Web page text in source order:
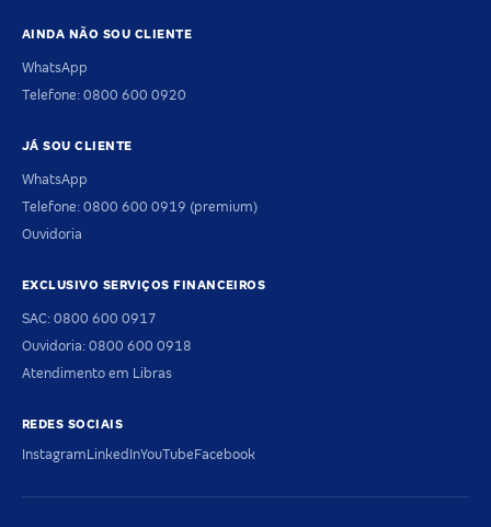
AINDA NÃO SOU CLIENTE
WhatsApp
Telefone: 0800 600 0920
JÁ SOU CLIENTE
WhatsApp
Telefone: 0800 600 0919 (premium)
Ouvidoria
EXCLUSIVO SERVIÇOS FINANCEIROS
SAC: 0800 600 0917
Ouvidoria: 0800 600 0918
Atendimento em Libras
REDES SOCIAIS
InstagramLinkedInYouTubeFacebook